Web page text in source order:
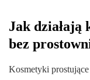
Jak działają
bez
Kosmetyki prostujące